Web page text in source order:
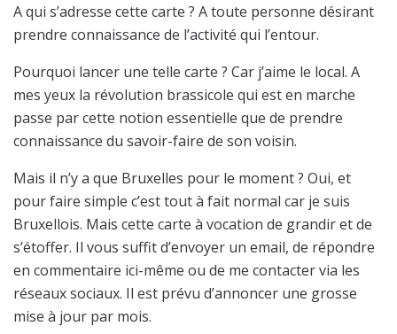
A qui s’adresse cette carte ? A toute personne désirant
prendre connaissance de l’activité qui l’entour.
Pourquoi lancer une telle carte ? Car j’aime le local. A
mes yeux la révolution brassicole qui est en marche
passe par cette notion essentielle que de prendre
connaissance du savoir-faire de son voisin.
Mais il n’y a que Bruxelles pour le moment ? Oui, et
pour faire simple c’est tout à fait normal car je suis
Bruxellois. Mais cette carte à vocation de grandir et de
s’étoffer. Il vous suffit d’envoyer un email, de répondre
en commentaire ici-même ou de me contacter via les
réseaux sociaux. Il est prévu d’annoncer une grosse
mise à jour par mois.